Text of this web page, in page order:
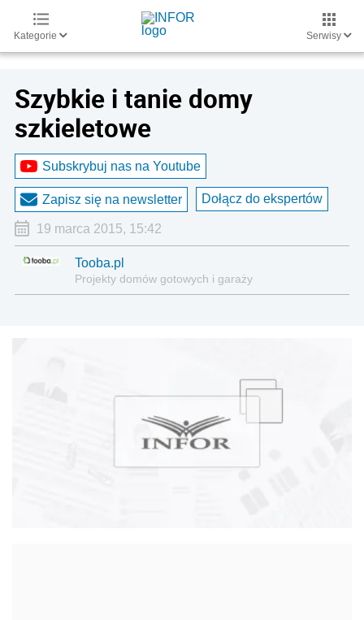
Kategorie Serwisy
Szybkie i tanie domy
szkieletowe
Subskrybuj nas na Youtube
Zapisz się na newsletter Dołącz do ekspertów
19 marca 2015, 15:42
Tooba.pl
Projekty domów gotowych i garaży